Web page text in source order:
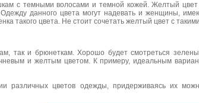
с темными волосами и темной кожей. Желтый цвет
данного цвета могут надевать и женщины,
такого цвета. Не стоит сочетать желтый цвет с
так и брюнеткам. Хорошо будет смотреться
и желтым цветом. К примеру, идеальным
различных цветов одежды, придерживаясь их